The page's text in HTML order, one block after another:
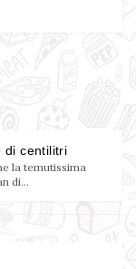
di centilitri
la temutissima
di...